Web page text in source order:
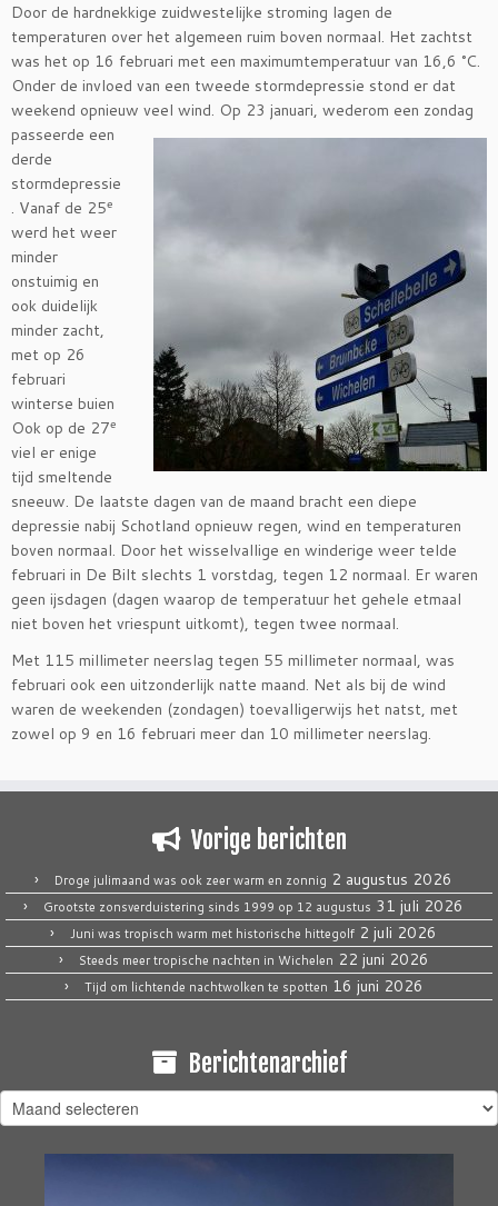
Door de hardnekkige zuidwestelijke stroming lagen de
temperaturen over het algemeen ruim boven normaal. Het zachtst
was het op 16 februari met een maximumtemperatuur van 16,6 °C.
Onder de invloed van een tweede stormdepressie stond er dat
weekend opnieuw veel wind. Op 23 januari, wederom een zondag
passeerde een
derde
stormdepressie
. Vanaf de 25e
werd het weer
minder
onstuimig en
ook duidelijk
minder zacht,
met op 26
februari
winterse buien
Ook op de 27e
viel er enige
tijd smeltende
sneeuw. De laatste dagen van de maand bracht een diepe
depressie nabij Schotland opnieuw regen, wind en temperaturen
boven normaal. Door het wisselvallige en winderige weer telde
februari in De Bilt slechts 1 vorstdag, tegen 12 normaal. Er waren
geen ijsdagen (dagen waarop de temperatuur het gehele etmaal
niet boven het vriespunt uitkomt), tegen twee normaal.
Met 115 millimeter neerslag tegen 55 millimeter normaal, was
februari ook een uitzonderlijk natte maand. Net als bij de wind
waren de weekenden (zondagen) toevalligerwijs het natst, met
zowel op 9 en 16 februari meer dan 10 millimeter neerslag.
Vorige berichten
Droge julimaand was ook zeer warm en zonnig 2 augustus 2026
Grootste zonsverduistering sinds 1999 op 12 augustus 31 juli 2026
Juni was tropisch warm met historische hittegolf 2 juli 2026
Steeds meer tropische nachten in Wichelen 22 juni 2026
Tijd om lichtende nachtwolken te spotten 16 juni 2026
Berichtenarchief
Berichtenarchief